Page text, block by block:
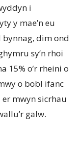
i
y mae’n eu
bynnag, dim ond
sy’n rhoi
15% o’r rheini o
o bobl ifanc
mwyn sicrhau
galw.